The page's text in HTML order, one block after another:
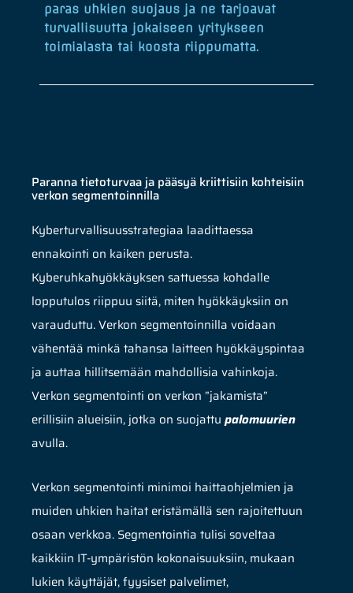
paras uhkien suojaus ja ne tarjoavat
turvallisuutta jokaiseen yritykseen
toimialasta tai koosta riippumatta.
Paranna tietoturvaa ja pääsyä kriittisiin kohteisiin
verkon segmentoinnilla
Kyberturvallisuusstrategiaa laadittaessa
ennakointi on kaiken perusta.
Kyberuhkahyökkäyksen sattuessa kohdalle
lopputulos riippuu siitä, miten hyökkäyksiin on
varauduttu. Verkon segmentoinnilla voidaan
vähentää minkä tahansa laitteen hyökkäyspintaa
ja auttaa hillitsemään mahdollisia vahinkoja.
Verkon segmentointi on verkon ”jakamista”
erillisiin alueisiin, jotka on suojattu palomuurien
avulla.
Verkon segmentointi minimoi haittaohjelmien ja
muiden uhkien haitat eristämällä sen rajoitettuun
osaan verkkoa. Segmentointia tulisi soveltaa
kaikkiin IT-ympäristön kokonaisuuksiin, mukaan
lukien käyttäjät, fyysiset palvelimet,